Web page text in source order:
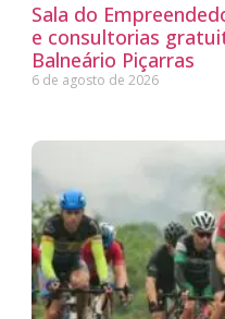
Sala do
e consultorias
Balneário Piçarras
6 de agosto de 2026